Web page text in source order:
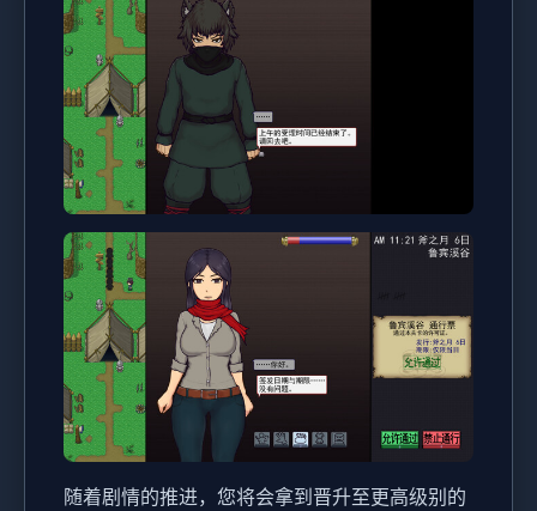
随着剧情的推进，您将会拿到晋升至更高级别的